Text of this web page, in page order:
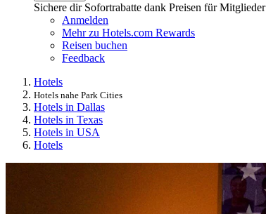
Sichere dir Sofortrabatte dank Preisen für Mitglieder
Anmelden
Mehr zu Hotels.com Rewards
Reisen buchen
Feedback
Hotels
Hotels nahe Park Cities
Hotels in Dallas
Hotels in Texas
Hotels in USA
Hotels